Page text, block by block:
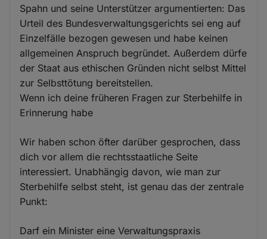
Spahn und seine Unterstützer argumentierten: Das
Urteil des Bundesverwaltungsgerichts sei eng auf
Einzelfälle bezogen gewesen und habe keinen
allgemeinen Anspruch begründet. Außerdem dürfe
der Staat aus ethischen Gründen nicht selbst Mittel
zur Selbsttötung bereitstellen.
Wenn ich deine früheren Fragen zur Sterbehilfe in
Erinnerung habe
Wir haben schon öfter darüber gesprochen, dass
dich vor allem die rechtsstaatliche Seite
interessiert. Unabhängig davon, wie man zur
Sterbehilfe selbst steht, ist genau das der zentrale
Punkt:
Darf ein Minister eine Verwaltungspraxis